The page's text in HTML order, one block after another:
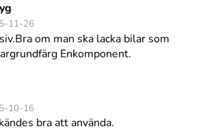
11-26
om man ska lacka bilar som
Enkomponent.
10-16
bra att använda.